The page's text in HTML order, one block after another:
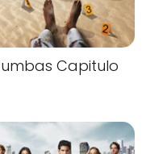
Capitulo